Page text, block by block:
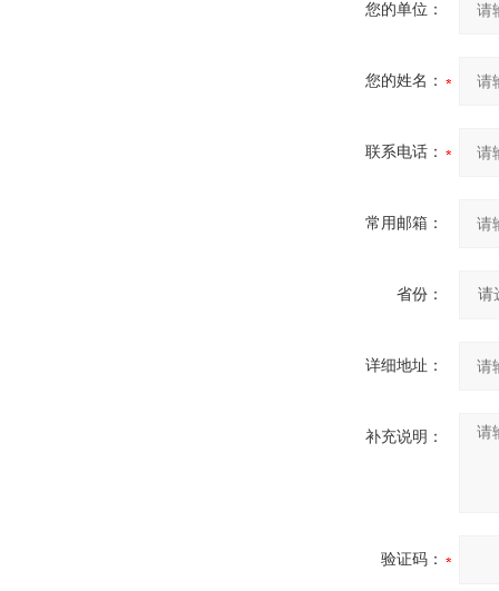
您的单位：
您的姓名：
联系电话：
常用邮箱：
省份：
详细地址：
补充说明：
验证码：